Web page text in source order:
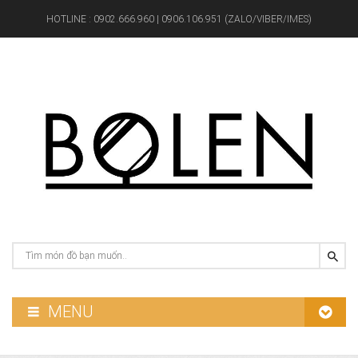
HOTLINE : 0902.666.960 | 0906.106.951 (ZALO/VIBER/IMES)
MENU